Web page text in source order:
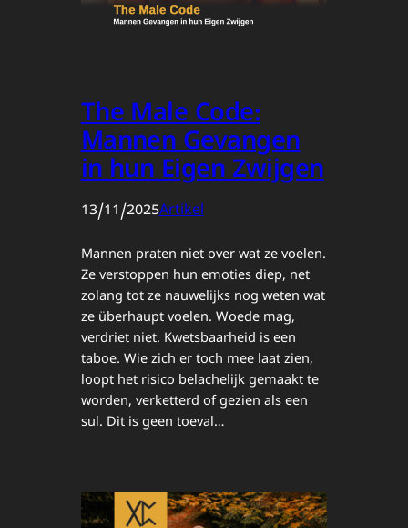
The Male Code:
Mannen Gevangen
in hun Eigen Zwijgen
13/11/2025Artikel
Mannen praten niet over wat ze voelen.
Ze verstoppen hun emoties diep, net
zolang tot ze nauwelijks nog weten wat
ze überhaupt voelen. Woede mag,
verdriet niet. Kwetsbaarheid is een
taboe. Wie zich er toch mee laat zien,
loopt het risico belachelijk gemaakt te
worden, verketterd of gezien als een
sul. Dit is geen toeval…